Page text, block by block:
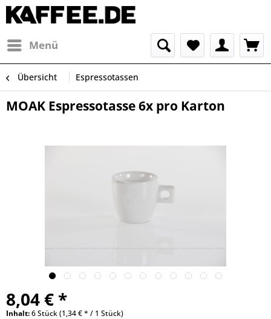
Menü
Übersicht Espressotassen
MOAK Espressotasse 6x pro Karton
8,04 € *
Inhalt:6 Stück (1,34 € * / 1 Stück)